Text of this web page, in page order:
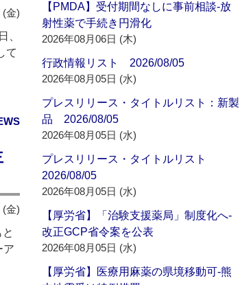
(金)
、
て
(金)
ア
【PMDA】受付期間なしに事前相談‐放
射性薬で手続き円滑化
2026年08月06日 (木)
行政情報リスト 2026/08/05
2026年08月05日 (水)
プレスリリース・タイトルリスト：新製
品 2026/08/05
2026年08月05日 (水)
プレスリリース・タイトルリスト
2026/08/05
2026年08月05日 (水)
【厚労省】「治験支援薬局」制度化へ‐
改正GCP省令案を公表
2026年08月05日 (水)
【厚労省】医療用麻薬の県境移動可‐熊